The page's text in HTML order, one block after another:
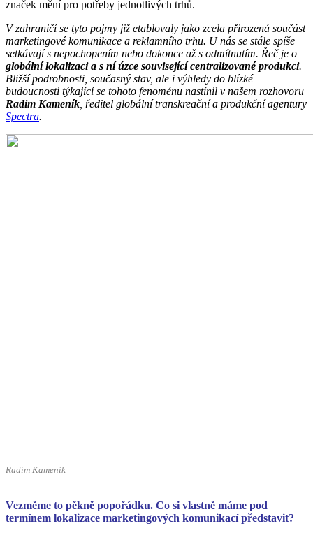
značek mění pro potřeby jednotlivých trhů.
V zahraničí se tyto pojmy již etablovaly jako zcela přirozená součást
marketingové komunikace a reklamního trhu. U nás se stále spíše
setkávají s nepochopením nebo dokonce až s odmítnutím. Řeč je o
globální lokalizaci a s ní úzce související centralizované produkci.
Bližší podrobnosti, současný stav, ale i výhledy do blízké
budoucnosti týkající se tohoto fenoménu nastínil v našem rozhovoru
Radim Kameník, ředitel globální transkreační a produkční agentury
Spectra.
Radim Kameník
Vezměme to pěkně popořádku. Co si vlastně máme pod
termínem lokalizace marketingových komunikací představit?